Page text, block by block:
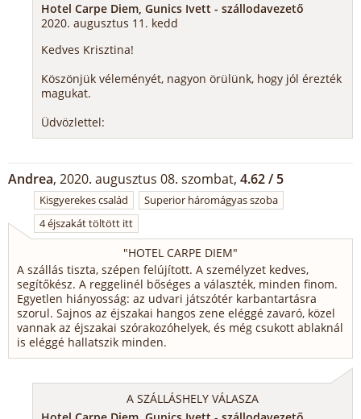
Hotel Carpe Diem, Gunics Ivett - szállodavezető
2020. augusztus 11. kedd
Kedves Krisztina!
Köszönjük véleményét, nagyon örülünk, hogy jól érezték
magukat.
Üdvözlettel:
Andrea, 2020. augusztus 08. szombat, 4.62 / 5
Kisgyerekes család
Superior háromágyas szoba
4 éjszakát töltött itt
"HOTEL CARPE DIEM"
A szállás tiszta, szépen felújított. A személyzet kedves,
segítőkész. A reggelinél bőséges a választék, minden finom.
Egyetlen hiányosság: az udvari játszótér karbantartásra
szorul. Sajnos az éjszakai hangos zene eléggé zavaró, közel
vannak az éjszakai szórakozóhelyek, és még csukott ablaknál
is eléggé hallatszik minden.
A SZÁLLÁSHELY VÁLASZA